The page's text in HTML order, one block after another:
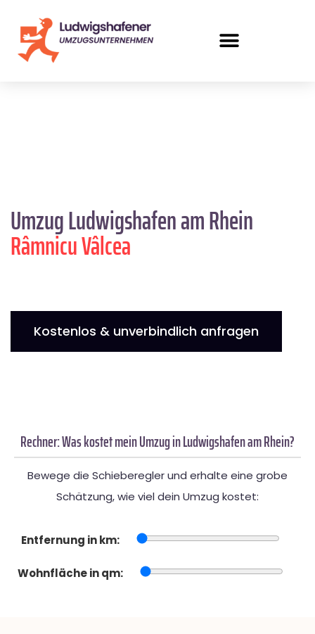
Umzug Ludwigshafen am Rhein
Râmnicu Vâlcea
Kostenlos & unverbindlich anfragen
Rechner: Was kostet mein Umzug in Ludwigshafen am Rhein?
Bewege die Schieberegler und erhalte eine grobe
Schätzung, wie viel dein Umzug kostet:
Entfernung in km:
Wohnfläche in qm: